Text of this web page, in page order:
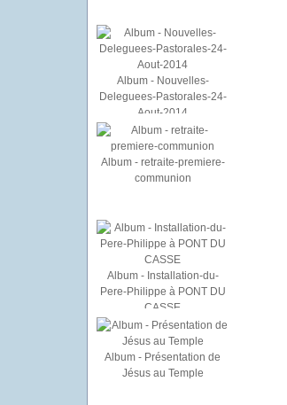
Album - Nouvelles-
Deleguees-Pastorales-24-
Aout-2014
Album - retraite-premiere-
communion
Album - Installation-du-
Pere-Philippe à PONT DU
CASSE
Album - Présentation de
Jésus au Temple